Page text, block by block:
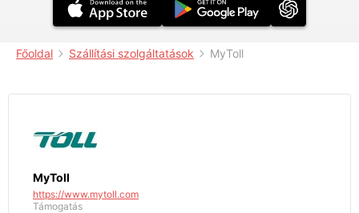
Főoldal Szállítási szolgáltatások MyToll
MyToll
https://www.mytoll.com
Támogatás